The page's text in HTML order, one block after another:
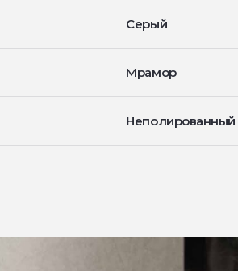
Серый
Мрамор
Неполированный